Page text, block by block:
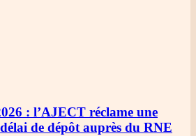
: l’AJECT réclame une
de dépôt auprès du RNE